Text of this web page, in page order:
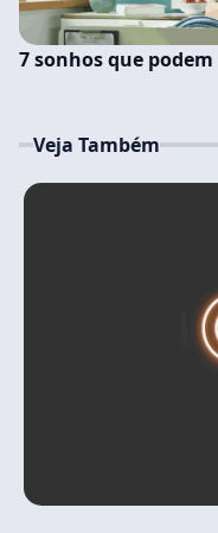
7 sonhos que
Veja Também